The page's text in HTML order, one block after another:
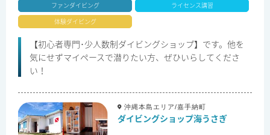
ファンダイビング
ライセンス講習
体験ダイビング
【初心者専門･少人数制ダイビングショップ】です。他を
気にせずマイペースで潜りたい方、ぜひいらしてくださ
い！
沖縄本島エリア/嘉手納町
ダイビングショップ海うさぎ